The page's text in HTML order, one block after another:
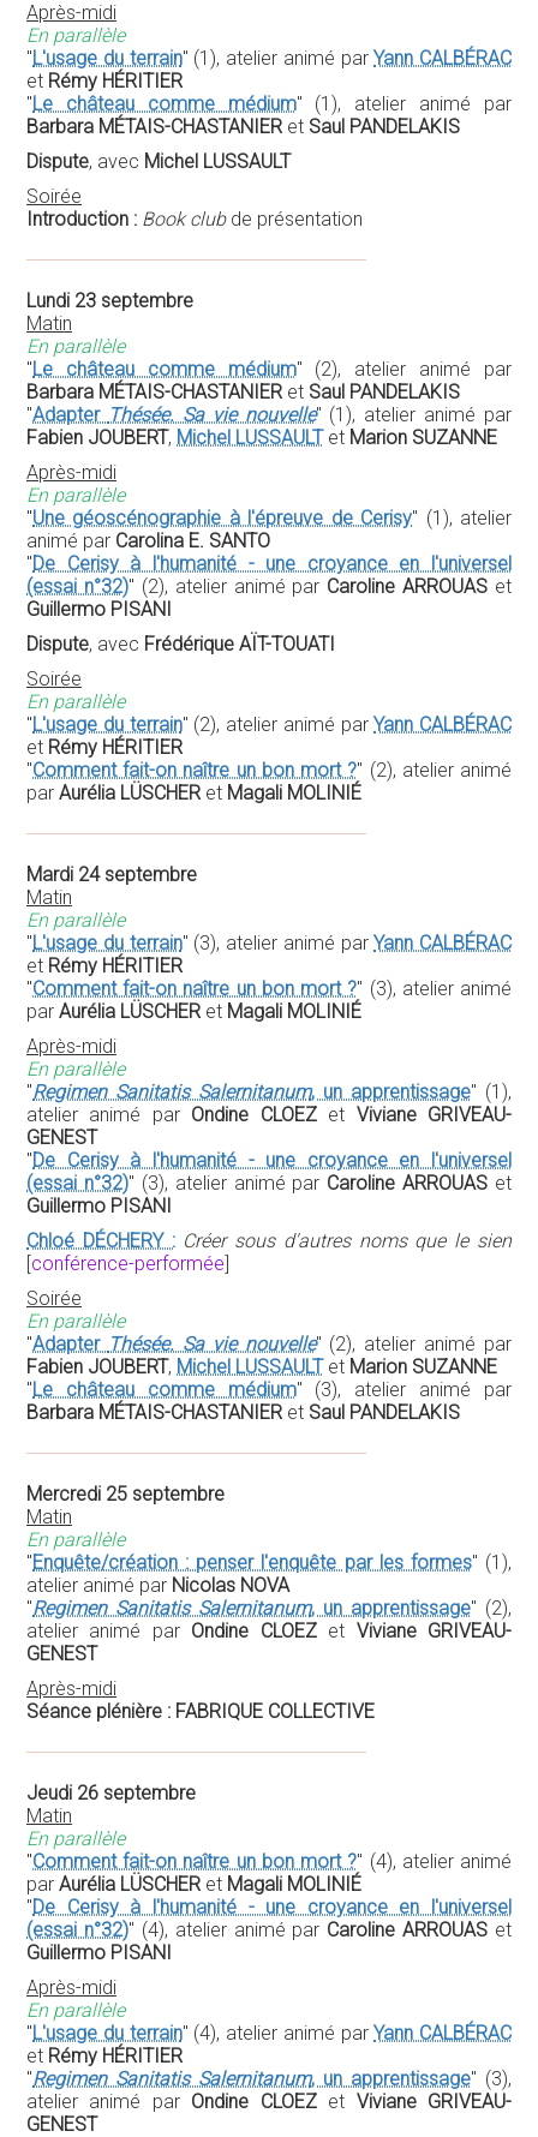
Après-midi
En parallèle
"L'usage du terrain" (1), atelier animé parYann CALBÉRAC
et Rémy HÉRITIER
"Le château comme médium" (1), atelier animé par
Barbara MÉTAIS-CHASTANIER et Saul PANDELAKIS
Dispute, avec Michel LUSSAULT
Soirée
Introduction : Book clubde présentation
Lundi 23 septembre
Matin
En parallèle
"Le château comme médium" (2), atelier animé par
Barbara MÉTAIS-CHASTANIER et Saul PANDELAKIS
"Adapter Thésée. Sa vie nouvelle" (1), atelier animé par
Fabien JOUBERT, Michel LUSSAULTet Marion SUZANNE
Après-midi
En parallèle
"Une géoscénographie à l'épreuve de Cerisy" (1), atelier
animé par Carolina E. SANTO
"De Cerisy à l'humanité - une croyance en l'universel
(essai n°32)" (2), atelier animé par Caroline ARROUAS et
Guillermo PISANI
Dispute, avec Frédérique AÏT-TOUATI
Soirée
En parallèle
"L'usage du terrain" (2), atelier animé parYann CALBÉRAC
et Rémy HÉRITIER
"Comment fait-on naître un bon mort ?" (2), atelier animé
par Aurélia LÜSCHER et Magali MOLINIÉ
Mardi 24 septembre
Matin
En parallèle
"L'usage du terrain" (3), atelier animé parYann CALBÉRAC
et Rémy HÉRITIER
"Comment fait-on naître un bon mort ?" (3), atelier animé
par Aurélia LÜSCHER et Magali MOLINIÉ
Après-midi
En parallèle
"Regimen Sanitatis Salernitanum, un apprentissage" (1),
atelier animé par Ondine CLOEZet Viviane GRIVEAU-
GENEST
"De Cerisy à l'humanité - une croyance en l'universel
(essai n°32)" (3), atelier animé par Caroline ARROUAS et
Guillermo PISANI
Chloé DÉCHERY : Créer sous d'autres noms que le sien
[conférence-performée]
Soirée
En parallèle
"Adapter Thésée. Sa vie nouvelle" (2), atelier animé par
Fabien JOUBERT, Michel LUSSAULTet Marion SUZANNE
"Le château comme médium" (3), atelier animé par
Barbara MÉTAIS-CHASTANIER et Saul PANDELAKIS
Mercredi 25 septembre
Matin
En parallèle
"Enquête/création : penser l'enquête par les formes" (1),
atelier animé par Nicolas NOVA
"Regimen Sanitatis Salernitanum, un apprentissage" (2),
atelier animé par Ondine CLOEZet Viviane GRIVEAU-
GENEST
Après-midi
Séance plénière : FABRIQUE COLLECTIVE
Jeudi 26 septembre
Matin
En parallèle
"Comment fait-on naître un bon mort ?" (4), atelier animé
par Aurélia LÜSCHER et Magali MOLINIÉ
"De Cerisy à l'humanité - une croyance en l'universel
(essai n°32)" (4), atelier animé par Caroline ARROUAS et
Guillermo PISANI
Après-midi
En parallèle
"L'usage du terrain" (4), atelier animé parYann CALBÉRAC
et Rémy HÉRITIER
"Regimen Sanitatis Salernitanum, un apprentissage" (3),
atelier animé par Ondine CLOEZet Viviane GRIVEAU-
GENEST